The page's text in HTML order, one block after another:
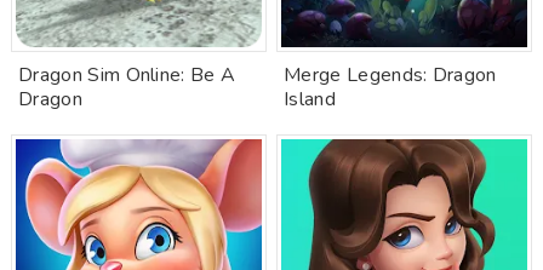
Dragon Sim Online: Be A
Dragon
Merge Legends: Dragon
Island